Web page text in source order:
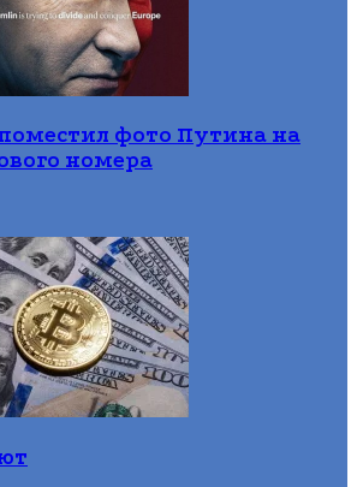
фото Путина на
номера